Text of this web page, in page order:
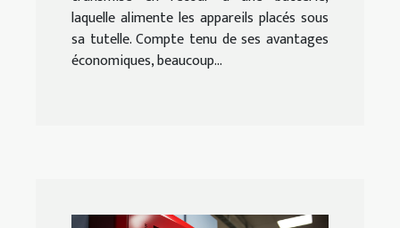
laquelle alimente les appareils placés sous
sa tutelle. Compte tenu de ses avantages
économiques, beaucoup...